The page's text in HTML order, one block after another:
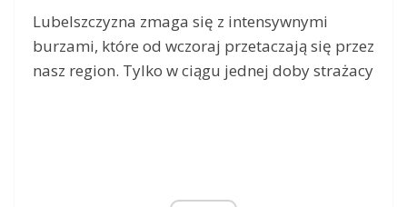
Lubelszczyzna zmaga się z intensywnymi
burzami, które od wczoraj przetaczają się przez
nasz region. Tylko w ciągu jednej doby strażacy